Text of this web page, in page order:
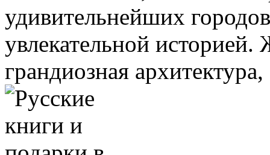
удивительнейших
увлекательной
грандиозная